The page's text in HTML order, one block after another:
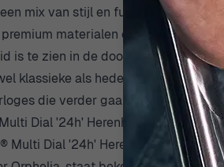
mix van stijl en functionaliteit
materialen en
is te zien in de doordachte
klassieke als hedendaagse
die verder gaat dan enkel
Dial '24h' Herenhorloge
Multi Dial '24h' Herenhorloge